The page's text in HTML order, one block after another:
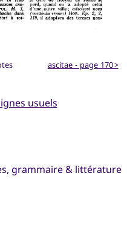
ascitae - page 170 >
usuels
grammaire & littérature